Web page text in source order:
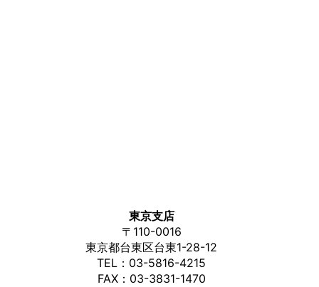
東京支店
〒 110-0016
東京都台東区台東1-28-12
TEL： 03-5816-4215
FAX：03-3831-1470